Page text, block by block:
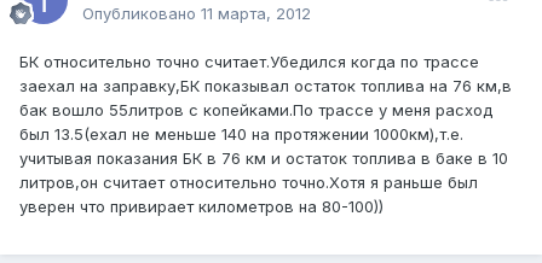
Опубликовано 11 марта, 2012
БК относительно точно считает.Убедился когда по трассе
заехал на заправку,БК показывал остаток топлива на 76 км,в
бак вошло 55литров с копейками.По трассе у меня расход
был 13.5(ехал не меньше 140 на протяжении 1000км),т.е.
учитывая показания БК в 76 км и остаток топлива в баке в 10
литров,он считает относительно точно.Хотя я раньше был
уверен что привирает километров на 80-100))